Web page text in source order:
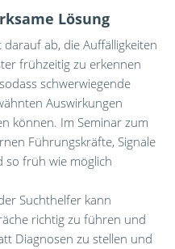
Lösung
ab, die Auffälligkeiten
frühzeitig zu erkennen
schwerwiegende
Auswirkungen
können. Im Seminar zum
Führungskräfte, Signale
früh wie möglich
Suchthelfer kann
richtig zu führen und
Diagnosen zu stellen und